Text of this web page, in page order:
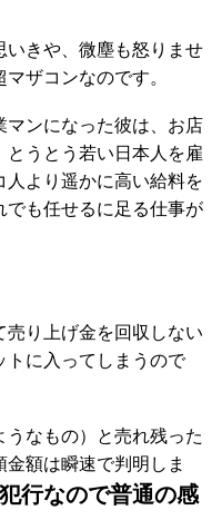
いきや、微塵も怒りませ
ザコンなのです。
マンになった彼は、お店
うとう若い日本人を雇
人より遥かに高い給料を
でも任せるに足る仕事が
売り上げ金を回収しない
トに入ってしまうので
なもの）と売れ残った
金額は瞬速で判明しま
行なので普通の感